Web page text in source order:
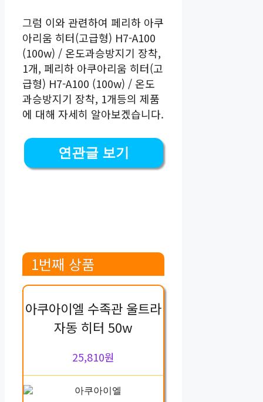
그럼 이와 관련하여 페리하 아쿠
아리움 히터(고급형) H7-A100
(100w) / 온도과승방지기 장착,
1개, 페리하 아쿠아리움 히터(고
급형) H7-A100 (100w) / 온도
과승방지기 장착, 1개등의 제품
에 대해 자세히 알아보겠습니다.
연관글 보기
1번째 상품
아쿠아이엘 수족관 울트라
자동 히터 50w
25,810원